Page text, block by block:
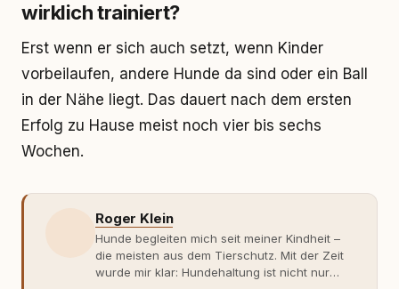
wirklich trainiert?
Erst wenn er sich auch setzt, wenn Kinder
vorbeilaufen, andere Hunde da sind oder ein Ball
in der Nähe liegt. Das dauert nach dem ersten
Erfolg zu Hause meist noch vier bis sechs
Wochen.
Roger Klein
Hunde begleiten mich seit meiner Kindheit –
die meisten aus dem Tierschutz. Mit der Zeit
wurde mir klar: Hundehaltung ist nicht nur